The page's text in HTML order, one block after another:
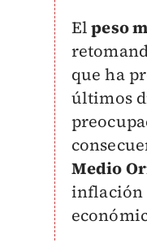
Elpeso
que ha
últimos
Medio
inflación